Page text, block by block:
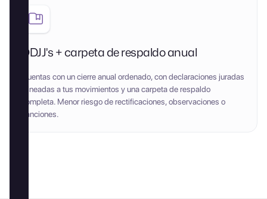
DDJJ's + carpeta de respaldo anual
Cuentas con un cierre anual ordenado, con declaraciones juradas
alineadas a tus movimientos y una carpeta de respaldo
completa. Menor riesgo de rectificaciones, observaciones o
sanciones.